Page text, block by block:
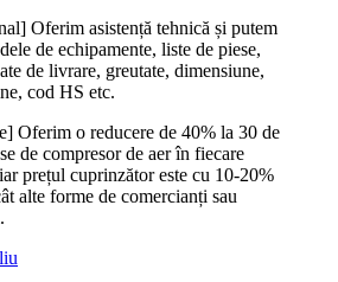
Oferim asistență tehnică și putem
de echipamente, liste de piese,
de livrare, greutate, dimensiune,
cod HS etc.
Oferim o reducere de 40% la 30 de
de compresor de aer în fiecare
prețul cuprinzător este cu 10-20%
alte forme de comercianți sau